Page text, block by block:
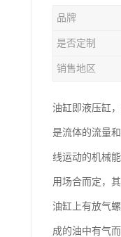
品牌
是否定制
销售地区
油缸即液压缸
是流体的流量
线运动的机械
用场合而定，
油缸上有放气
成的油中有气